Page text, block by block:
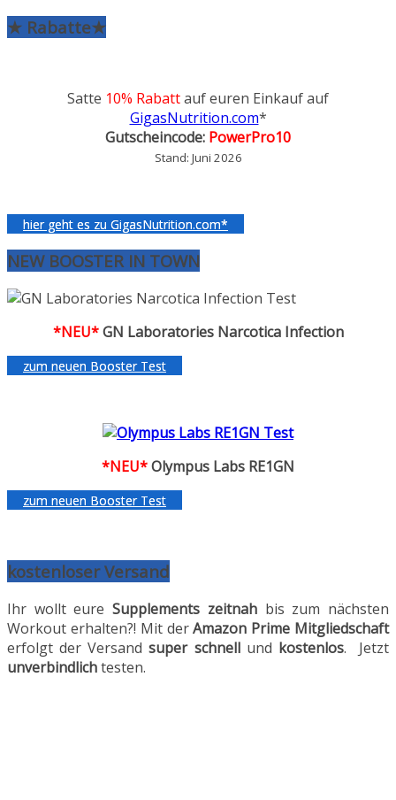
★ Rabatte★
Satte 10% Rabattauf euren Einkauf auf
GigasNutrition.com*
Gutscheincode: PowerPro10
Stand: Juni 2026
hier geht es zu GigasNutrition.com*
NEW BOOSTER IN TOWN
*NEU*GN Laboratories Narcotica Infection
zum neuen Booster Test
*NEU*Olympus Labs RE1GN
zum neuen Booster Test
kostenloser Versand
Ihr wollt eureSupplements zeitnah bis zum nächsten
Workout erhalten?! Mit derAmazon Prime Mitgliedschaft
erfolgt der Versandsuper schnellund kostenlos. Jetzt
unverbindlichtesten.